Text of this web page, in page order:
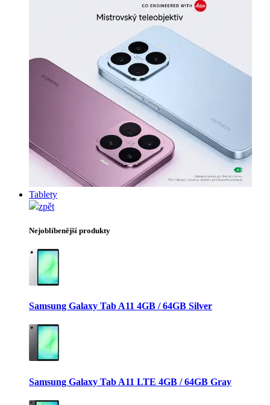
Tablety
zpět
Nejoblíbenější produkty
Samsung Galaxy Tab A11 4GB / 64GB Silver
Samsung Galaxy Tab A11 LTE 4GB / 64GB Gray